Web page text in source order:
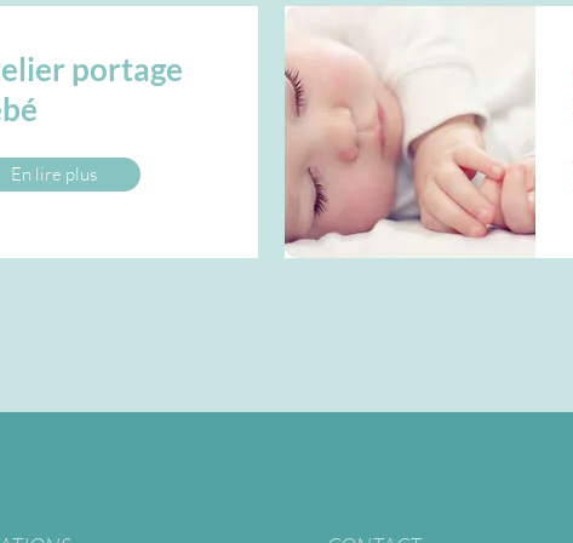
portage
En lire plus